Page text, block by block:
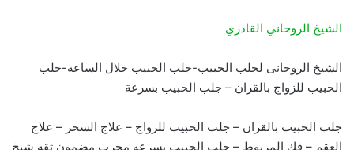
الشيخ الروحاني القادري
الشيخ الروحانى لجلب الحبيب-جلب الحبيب خلال الساعة-جلب
الحبيب للزواج بالقران – جلب الحبيب بسرعة
جلب الحبيب بالقران – جلب الحبيب للزواج – علاج السحر – علاج
العقم – فك المربوط – جلب الحبيب بسرعه مجرب مضمون ثقه شيخ